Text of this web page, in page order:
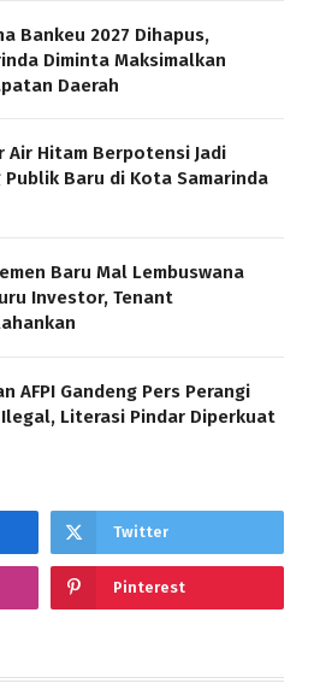
Bankeu 2027 Dihapus,
Diminta Maksimalkan
Daerah
Air Hitam Berpotensi Jadi
Publik Baru di Kota Samarinda
Baru Mal Lembuswana
Investor, Tenant
AFPI Gandeng Pers Perangi
Literasi Pindar Diperkuat
Twitter
Pinterest